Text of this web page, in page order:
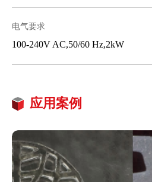
电气要求
100-240V AC,50/60 Hz,2kW
应用案例